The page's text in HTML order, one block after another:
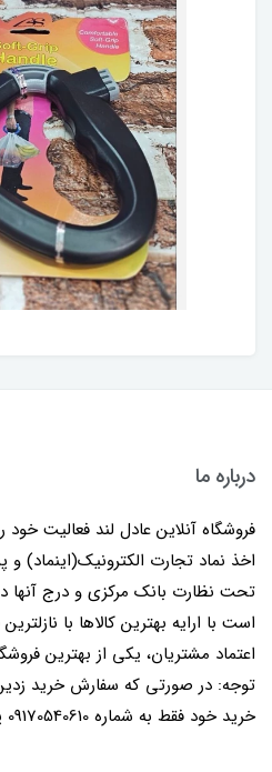
درباره ما
اخذ نماد تجارت الکترونیک(اینماد)
تحت نظارت بانک مرکزی و درج آنها
است با ارایه بهترین کالاها با
اعتماد مشتریان، یکی از بهترین
توجه: در صورتی که سفارش خرید
خرید خود فقط به شماره 09170540610 پیامک دهید.